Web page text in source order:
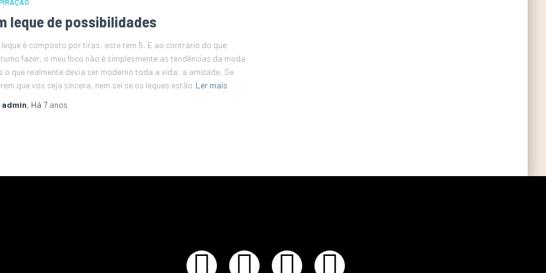
leque de possibilidades
leque é composto por tiras: este tem 5. E ao contrário do que
fazer, o meu foco não é simplesmente as tendências da moda
o que realmente devia ser moderno toda a vida: a amizade. Se
que vos seja sincera, nem sei se os leques estão Ler mais
admin, Há 7 anos